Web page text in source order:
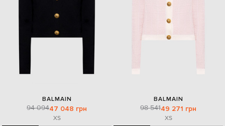
BALMAIN
94 09447 048 грн
XS
BALMAIN
98 54149 271 грн
XS